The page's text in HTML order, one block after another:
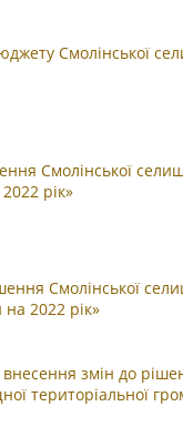
Смолінської
Смолінської
рік»
Смолінської
2022 рік»
внесення змін до
територіальної